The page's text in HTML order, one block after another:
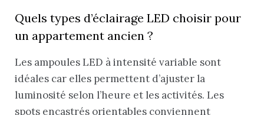
Quels types d’éclairage LED choisir pour
un appartement ancien ?
Les ampoules LED à intensité variable sont
idéales car elles permettent d’ajuster la
luminosité selon l’heure et les activités. Les
spots encastrés orientables conviennent